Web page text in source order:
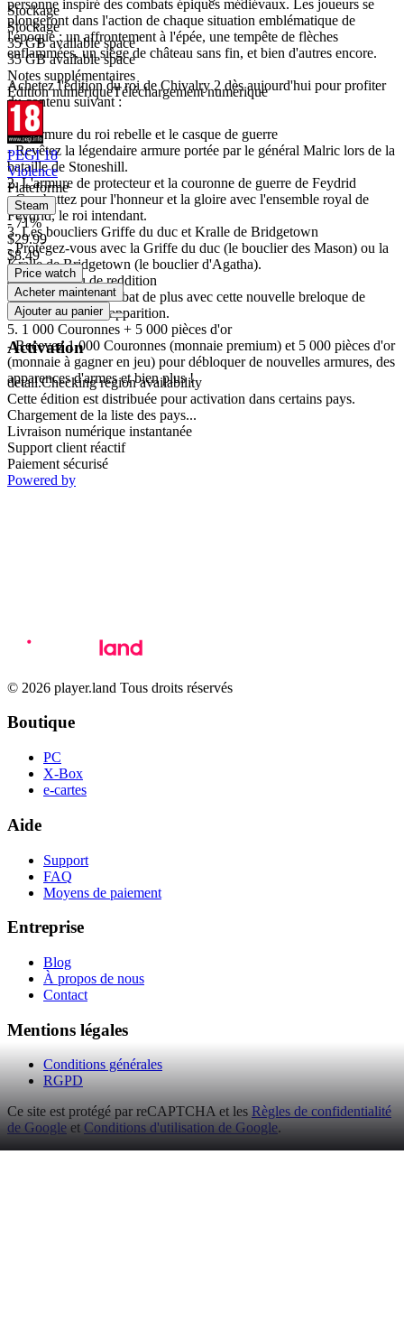
personne inspiré des combats épiques médiévaux. Les joueurs se
plongeront dans l'action de chaque situation emblématique de
l'époque : un affrontement à l'épée, une tempête de flèches
enflammées, un siège de château sans fin, et bien d'autres encore.
Achetez l'édition du roi de Chivalry 2 dès aujourd'hui pour profiter
du contenu suivant :
1. L'armure du roi rebelle et le casque de guerre
- Revêtez la légendaire armure portée par le général Malric lors de la
bataille de Stoneshill.
2. L'armure de protecteur et la couronne de guerre de Feydrid
- Combattez pour l'honneur et la gloire avec l'ensemble royal de
Feydrid, le roi intendant.
3. Les boucliers Griffe du duc et Kralle de Bridgetown
- Protégez-vous avec la Griffe du duc (le bouclier des Mason) ou la
Kralle de Bridgetown (le bouclier d'Agatha).
4. Le drapeau de reddition
- Survivez à un combat de plus avec cette nouvelle breloque de
votre inventaire d'apparition.
5. 1 000 Couronnes + 5 000 pièces d'or
- Recevez 1 000 Couronnes (monnaie premium) et 5 000 pièces d'or
(monnaie à gagner en jeu) pour débloquer de nouvelles armures, des
apparences d'armes et bien plus !
Stockage
Stockage
35 GB available space
35 GB available space
Notes supplémentaires
Édition numériqueTéléchargement numérique
PEGI 18
Violence
Plateforme
Steam
- 71%
$29.99
$8.49
Price watch
Acheter maintenant
Ajouter au panier
Activation
detail.Checking region availability
Cette édition est distribuée pour activation dans certains pays.
Chargement de la liste des pays...
Livraison numérique instantanée
Support client réactif
Paiement sécurisé
Powered by
© 2026 player.land Tous droits réservés
Boutique
PC
X-Box
e-cartes
Aide
Support
FAQ
Moyens de paiement
Entreprise
Blog
À propos de nous
Contact
Mentions légales
Conditions générales
RGPD
Ce site est protégé par reCAPTCHA et les Règles de confidentialité
de Google etConditions d'utilisation de Google.